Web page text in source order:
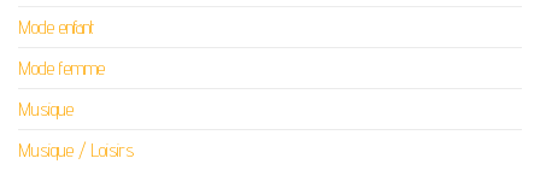
Mode enfant
Mode femme
Musique
Musique / Loisirs